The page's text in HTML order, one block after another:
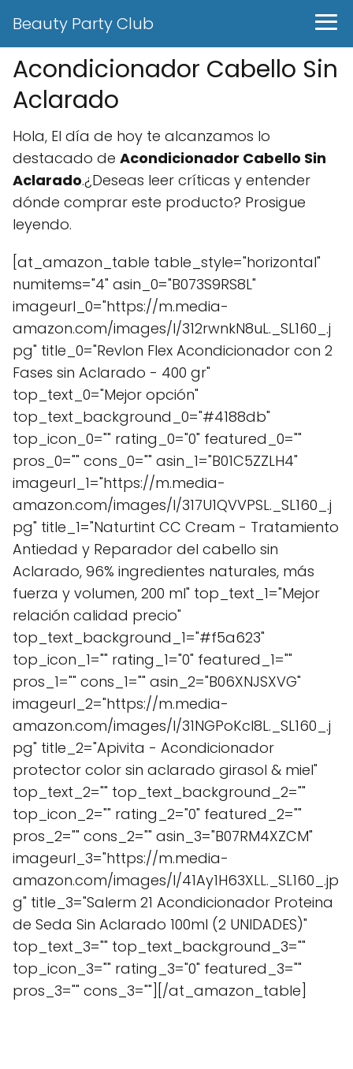
Beauty Party Club
Acondicionador Cabello Sin
Aclarado
Hola, El día de hoy te alcanzamos lo
destacado de Acondicionador Cabello Sin
Aclarado.¿Deseas leer críticas y entender
dónde comprar este producto? Prosigue
leyendo.
[at_amazon_table table_style="horizontal"
numitems="4" asin_0="B073S9RS8L"
imageurl_0="https://m.media-
amazon.com/images/I/312rwnkN8uL._SL160_.j
pg" title_0="Revlon Flex Acondicionador con 2
Fases sin Aclarado - 400 gr"
top_text_0="Mejor opción"
top_text_background_0="#4188db"
top_icon_0="" rating_0="0" featured_0=""
pros_0="" cons_0="" asin_1="B01C5ZZLH4"
imageurl_1="https://m.media-
amazon.com/images/I/317U1QVVPSL._SL160_.j
pg" title_1="Naturtint CC Cream - Tratamiento
Antiedad y Reparador del cabello sin
Aclarado, 96% ingredientes naturales, más
fuerza y volumen, 200 ml" top_text_1="Mejor
relación calidad precio"
top_text_background_1="#f5a623"
top_icon_1="" rating_1="0" featured_1=""
pros_1="" cons_1="" asin_2="B06XNJSXVG"
imageurl_2="https://m.media-
amazon.com/images/I/31NGPoKcl8L._SL160_.j
pg" title_2="Apivita - Acondicionador
protector color sin aclarado girasol & miel"
top_text_2="" top_text_background_2=""
top_icon_2="" rating_2="0" featured_2=""
pros_2="" cons_2="" asin_3="B07RM4XZCM"
imageurl_3="https://m.media-
amazon.com/images/I/41Ay1H63XLL._SL160_.jp
g" title_3="Salerm 21 Acondicionador Proteina
de Seda Sin Aclarado 100ml (2 UNIDADES)"
top_text_3="" top_text_background_3=""
top_icon_3="" rating_3="0" featured_3=""
pros_3="" cons_3=""][/at_amazon_table]